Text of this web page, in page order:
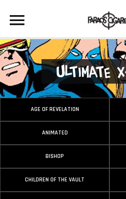
Ultimate
AGE OF REVELATION
ANIMATED
BISHOP
CHILDREN OF THE VAULT